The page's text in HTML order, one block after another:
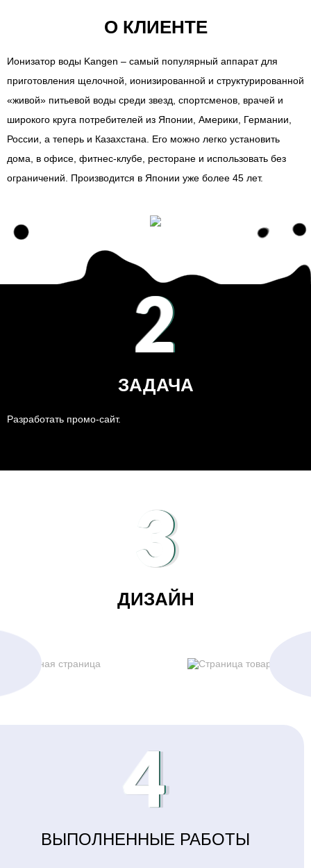
О КЛИЕНТЕ
Ионизатор воды Kangen – самый популярный аппарат для
приготовления щелочной, ионизированной и структурированной
«живой» питьевой воды среди звезд, спортсменов, врачей и
широкого круга потребителей из Японии, Америки, Германии,
России, а теперь и Казахстана. Его можно легко установить
дома, в офисе, фитнес-клубе, ресторане и использовать без
ограничений. Производится в Японии уже более 45 лет.
2
ЗАДАЧА
Разработать промо-сайт.
3
ДИЗАЙН
4
ВЫПОЛНЕННЫЕ РАБОТЫ